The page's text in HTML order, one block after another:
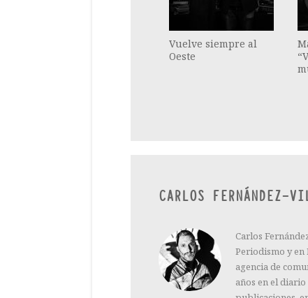
Vuelve siempre al
Oeste
CARLOS FERNÁNDEZ-
Carlos
Periodismo y en
agencia de
años en el